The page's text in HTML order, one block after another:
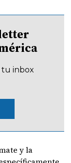
tu inbox
y la